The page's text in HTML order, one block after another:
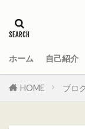
ホーム 自己紹介
HOME ブロ
Total War
Total War